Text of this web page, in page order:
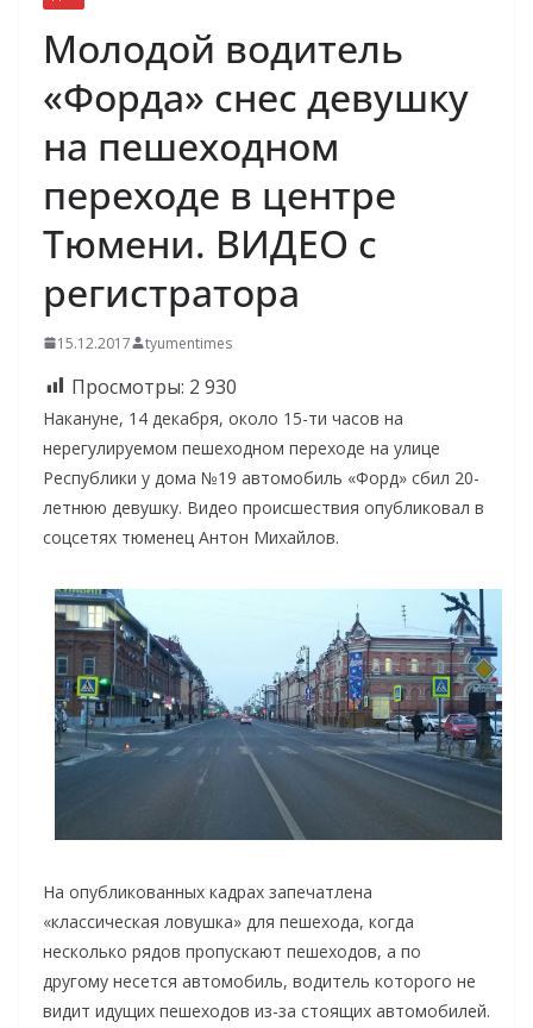
Молодой водитель
«Форда» снес девушку
на пешеходном
переходе в центре
Тюмени. ВИДЕО с
регистратора
15.12.2017 tyumentimes
Просмотры: 2 930
Накануне, 14 декабря, около 15-ти часов на
нерегулируемом пешеходном переходе на улице
Республики у дома №19 автомобиль «Форд» сбил 20-
летнюю девушку. Видео происшествия опубликовал в
соцсетях тюменец Антон Михайлов.
На опубликованных кадрах запечатлена
«классическая ловушка» для пешехода, когда
несколько рядов пропускают пешеходов, а по
другому несется автомобиль, водитель которого не
видит идущих пешеходов из-за стоящих автомобилей.